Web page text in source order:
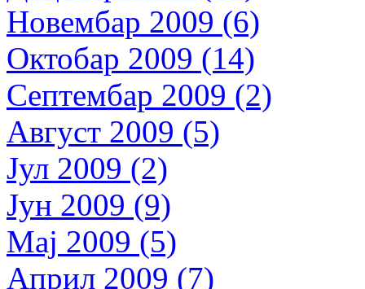
Новембар 2009 (6)
Октобар 2009 (14)
Септембар 2009 (2)
Август 2009 (5)
Јул 2009 (2)
Јун 2009 (9)
Мај 2009 (5)
Април 2009 (7)